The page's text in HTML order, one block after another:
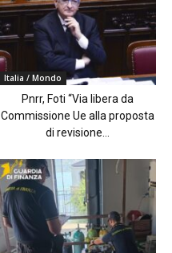
Italia / Mondo
Pnrr, Foti “Via libera da
Commissione Ue alla proposta
di revisione...